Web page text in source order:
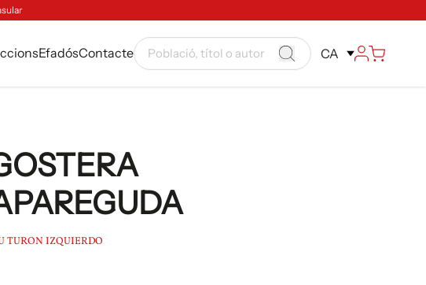
EfadósContacte CA
TURON IZQUIERDO